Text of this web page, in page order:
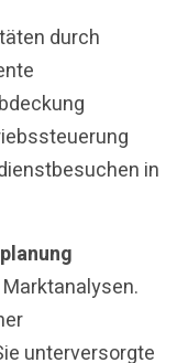
durch
in
unterversorgte